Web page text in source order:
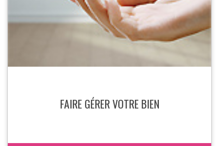
FAIRE GÉRER VOTRE BIEN